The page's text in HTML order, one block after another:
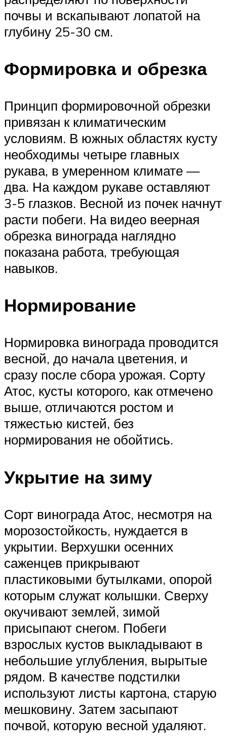
почвы и вскапывают лопатой на
глубину 25-30 см.
Формировка и обрезка
Принцип формировочной обрезки
привязан к климатическим
условиям. В южных областях кусту
необходимы четыре главных
рукава, в умеренном климате —
два. На каждом рукаве оставляют
3-5 глазков. Весной из почек начнут
расти побеги. На видео веерная
обрезка винограда наглядно
показана работа, требующая
навыков.
Нормирование
Нормировка винограда проводится
весной, до начала цветения, и
сразу после сбора урожая. Сорту
Атос, кусты которого, как отмечено
выше, отличаются ростом и
тяжестью кистей, без
нормирования не обойтись.
Укрытие на зиму
Сорт винограда Атос, несмотря на
морозостойкость, нуждается в
укрытии. Верхушки осенних
саженцев прикрывают
пластиковыми бутылками, опорой
которым служат колышки. Сверху
окучивают землей, зимой
присыпают снегом. Побеги
взрослых кустов выкладывают в
небольшие углубления, вырытые
рядом. В качестве подстилки
используют листы картона, старую
мешковину. Затем засыпают
почвой, которую весной удаляют.